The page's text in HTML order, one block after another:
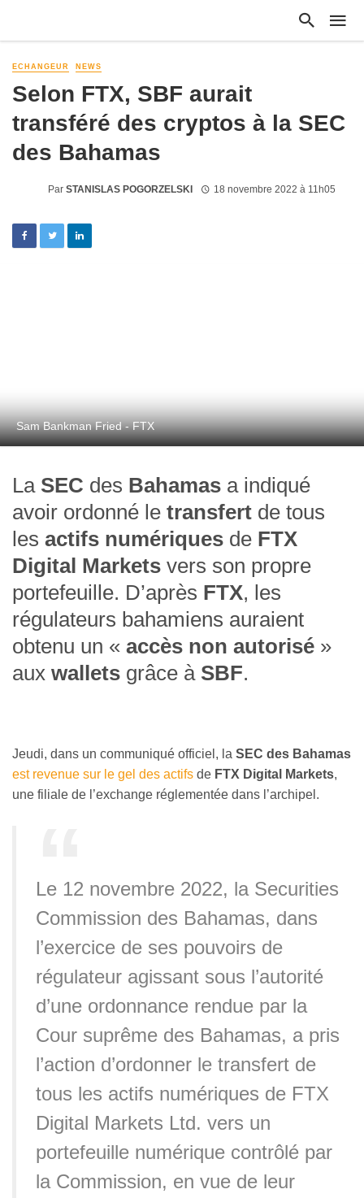
ECHANGEUR NEWS
Selon FTX, SBF aurait
transféré des cryptos à la SEC
des Bahamas
Par STANISLAS POGORZELSKI 18 novembre 2022 à 11h05
Sam Bankman Fried - FTX
La SEC des Bahamas a indiqué
avoir ordonné le transfert de tous
les actifs numériques de FTX
Digital Markets vers son propre
portefeuille. D’après FTX, les
régulateurs bahamiens auraient
obtenu un « accès non autorisé »
aux wallets grâce à SBF.
Jeudi, dans un communiqué officiel, la SEC des Bahamas
est revenue sur le gel des actifs de FTX Digital Markets,
une filiale de l’exchange réglementée dans l’archipel.
Le 12 novembre 2022, la Securities
Commission des Bahamas, dans
l’exercice de ses pouvoirs de
régulateur agissant sous l’autorité
d’une ordonnance rendue par la
Cour suprême des Bahamas, a pris
l’action d’ordonner le transfert de
tous les actifs numériques de FTX
Digital Markets Ltd. vers un
portefeuille numérique contrôlé par
la Commission, en vue de leur